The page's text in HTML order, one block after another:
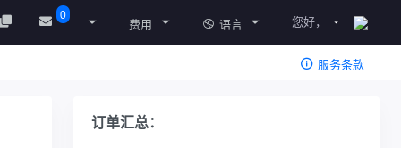
0
费用 语言 您好，
服务条款
订单汇总：